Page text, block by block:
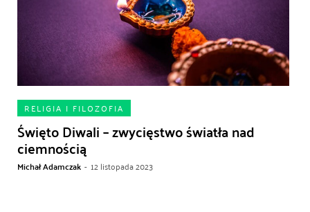
RELIGIA I FILOZOFIA
Święto Diwali – zwycięstwo światła nad
ciemnością
Michał Adamczak - 12 listopada 2023